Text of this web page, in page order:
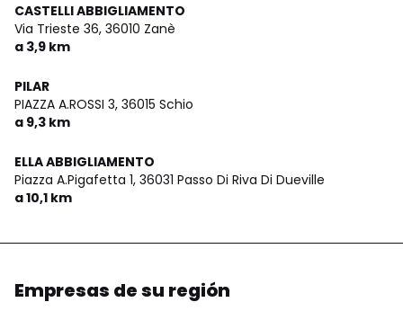
CASTELLI ABBIGLIAMENTO
Via Trieste 36, 36010 Zanè
a 3,9 km
PILAR
PIAZZA A.ROSSI 3, 36015 Schio
a 9,3 km
ELLA ABBIGLIAMENTO
Piazza A.Pigafetta 1, 36031 Passo Di Riva Di Dueville
a 10,1 km
Empresas de su región